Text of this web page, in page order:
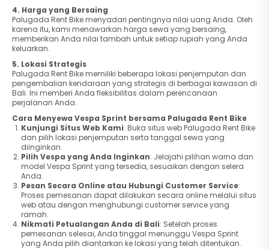
4. Harga yang Bersaing
Palugada Rent Bike menyadari pentingnya nilai uang Anda. Oleh
karena itu, kami menawarkan harga sewa yang bersaing,
memberikan Anda nilai tambah untuk setiap rupiah yang Anda
keluarkan.
5. Lokasi Strategis
Palugada Rent Bike memiliki beberapa lokasi penjemputan dan
pengembalian kendaraan yang strategis di berbagai kawasan di
Bali. Ini memberi Anda fleksibilitas dalam perencanaan
perjalanan Anda.
Cara Menyewa Vespa Sprint bersama Palugada Rent Bike
Kunjungi Situs Web Kami: Buka situs web Palugada Rent Bike
dan pilih lokasi penjemputan serta tanggal sewa yang
diinginkan.
Pilih Vespa yang Anda Inginkan: Jelajahi pilihan warna dan
model Vespa Sprint yang tersedia, sesuaikan dengan selera
Anda.
Pesan Secara Online atau Hubungi Customer Service:
Proses pemesanan dapat dilakukan secara online melalui situs
web atau dengan menghubungi customer service yang
ramah.
Nikmati Petualangan Anda di Bali: Setelah proses
pemesanan selesai, Anda tinggal menunggu Vespa Sprint
yang Anda pilih diantarkan ke lokasi yang telah ditentukan.